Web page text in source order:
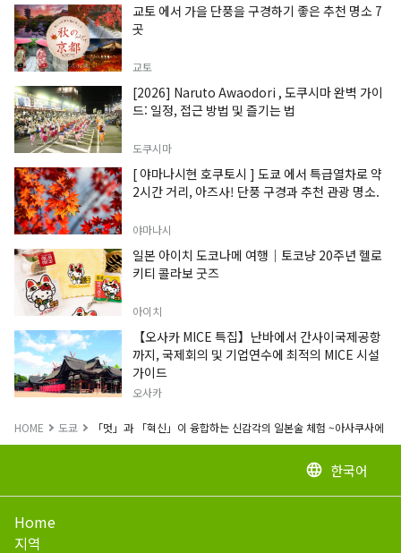
교토 에서 가을 단풍을 구경하기 좋은 추천 명소 7
곳
교토
[2026] Naruto Awaodori , 도쿠시마 완벽 가이
드: 일정, 접근 방법 및 즐기는 법
도쿠시마
[ 야마나시현 호쿠토시 ] 도쿄 에서 특급열차로 약
2시간 거리, 아즈사! 단풍 구경과 추천 관광 명소.
야마나시
일본 아이치 도코나메 여행｜토코냥 20주년 헬로
키티 콜라보 굿즈
아이치
【오사카 MICE 특집】난바에서 간사이국제공항
까지, 국제회의 및 기업연수에 최적의 MICE 시설
가이드
오사카
HOME 도쿄 「멋」과 「혁신」이 융합하는 신감각의 일본술 체험 ~아사쿠사에
language 한국어
Home
지역